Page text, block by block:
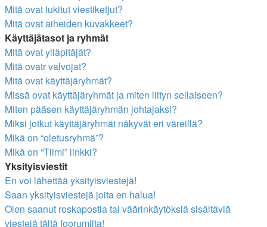
Mitä ovat lukitut viestiketjut?
Mitä ovat aiheiden kuvakkeet?
Käyttäjätasot ja ryhmät
Mitä ovat ylläpitäjät?
Mitä ovatr valvojat?
Mitä ovat käyttäjäryhmät?
Missä ovat käyttäjäryhmät ja miten liityn sellaiseen?
Miten pääsen käyttäjäryhmän johtajaksi?
Miksi jotkut käyttäjäryhmät näkyvät eri väreillä?
Mikä on “oletusryhmä”?
Mikä on “Tiimi” linkki?
Yksityisviestit
En voi lähettää yksityisviestejä!
Saan yksityisviestejä joita en halua!
Olen saanut roskapostia tai väärinkäytöksiä sisältäviä
viestejä tältä foorumilta!